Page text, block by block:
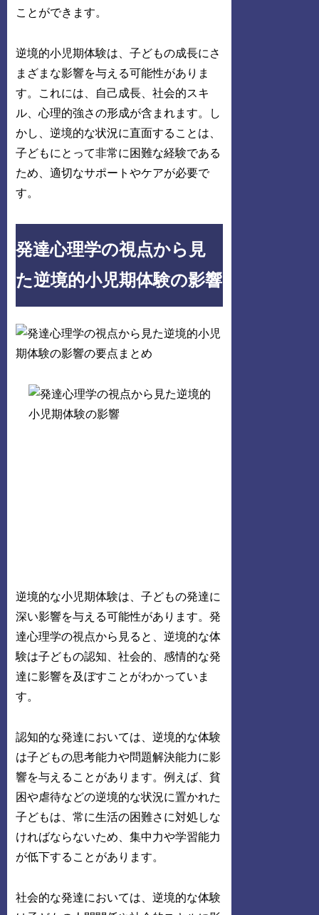
ことができます。
逆境的小児期体験は、子どもの成長にさ
まざまな影響を与える可能性がありま
す。これには、自己成長、社会的スキ
ル、心理的強さの形成が含まれます。し
かし、逆境的な状況に直面することは、
子どもにとって非常に困難な経験である
ため、適切なサポートやケアが必要で
す。
発達心理学の視点から見
た逆境的小児期体験の影響
逆境的な小児期体験は、子どもの発達に
深い影響を与える可能性があります。発
達心理学の視点から見ると、逆境的な体
験は子どもの認知、社会的、感情的な発
達に影響を及ぼすことがわかっていま
す。
認知的な発達においては、逆境的な体験
は子どもの思考能力や問題解決能力に影
響を与えることがあります。例えば、貧
困や虐待などの逆境的な状況に置かれた
子どもは、常に生活の困難さに対処しな
ければならないため、集中力や学習能力
が低下することがあります。
社会的な発達においては、逆境的な体験